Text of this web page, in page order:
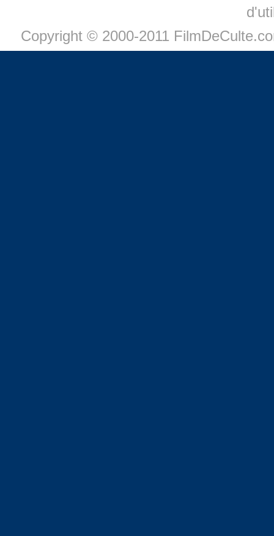
Copyright © 2000-2011